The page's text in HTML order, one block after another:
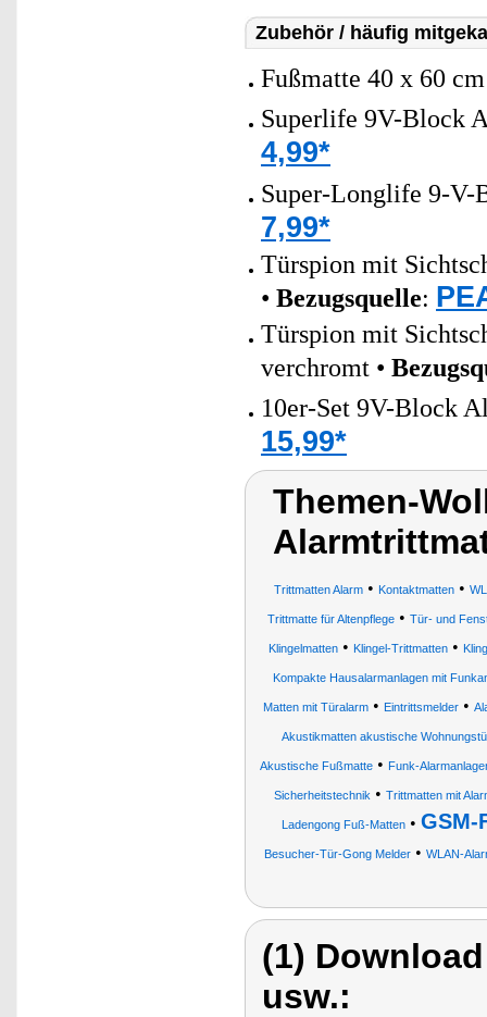
Zubehör / häufig
Fußmatte 40 x 60
Superlife 9V-Block
4,99*
Super-Longlife 9-
7,99*
Türspion mit
• Bezugsquelle:
Türspion mit
verchromt •
10er-Set 9V-Block
15,99*
Themen-
Trittmatten Alarm • Kontaktmatten •
Trittmatte für Altenpflege• Tür- und
Klingelmatten• Klingel-Trittmatten•
Kompakte Hausalarmanlagen mit
Matten mit Türalarm • Eintrittsmelder •
Akustikmatten akustische
Akustische Fußmatte • Funk-
Sicherheitstechnik • Trittmatten mit
Ladengong Fuß-Matten• GSM-
Besucher-Tür-Gong Melder• WLAN-
(1)
usw.: